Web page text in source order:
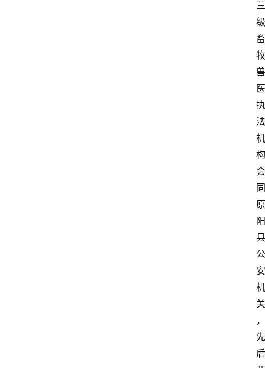
三
级
畜
牧
兽
医
执
法
机
构
会
同
原
阳
县
公
安
机
关
，
先
后